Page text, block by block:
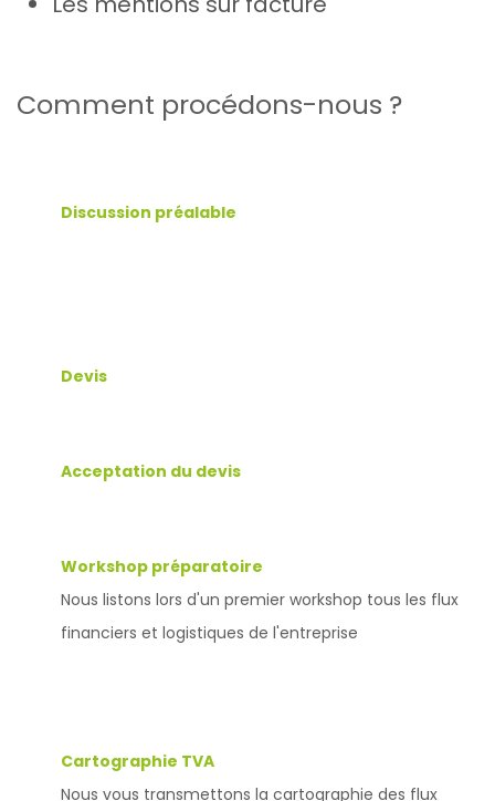
Comm​ent procédons-nous ?
Discussion préalable
Devis
Acceptation du devis
Workshop préparatoire
Nous listons lors d'un premier workshop tous les flux
financiers et logistiques de l'entreprise
Cartographie TVA
Nous vous transmettons la cartographie des flux